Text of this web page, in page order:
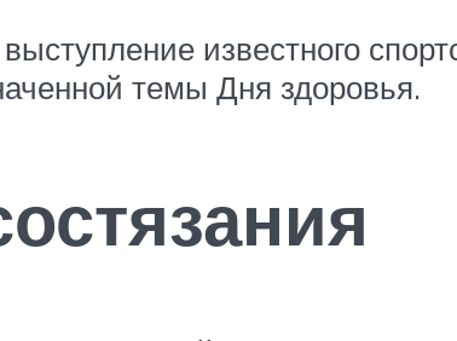
известного
темы Дня здоровья.